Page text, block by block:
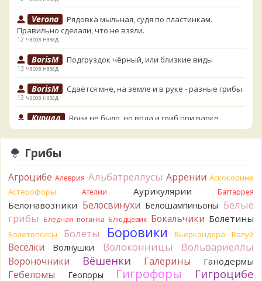
Verona
Рядовка мыльная, судя по пластинкам.
Правильно сделали, что не взяли.
12 часов назад
BorisM Подгруздок чёрный, или близкие виды
13 часов назад
BorisM Сдаётся мне, на земле и в руке - разные грибы.
13 часов назад
Кирилл
Вони не было, но вода и гриб при варке
начали желтеть. Выкинул. Большое спасибо.
14 часов назад
Кирилл
14 часов назад
Tatiana_A
Да. Но они не все безоговорочно
съедобны.
15 часов назад
Tatiana_A
В следующий раз вырвите его целиком и
разрежьте ножку вертикально. Именно вертикально.
Пожелтение у самого основания - значит, Ш. Желтокожий,
ядовит. Иногда полезно гриб сварить, Желтокожий и еще
несколько ядовитых начинают жутко вонять химией, и
Грибы
Агроцибе Алеврия Альбатреллусы Аррении Аскокорине
Астерофоры
Ателии Аурикулярии Баттаррея
Белонавозники Белосвинухи Белошампиньоны Белые
грибы Бледная поганка Блюдцевик Бокальчики Болетины
Болетопсисы Болеты Боровики Бьеркандера Валуй
Весёлки Волнушки Волоконницы Вольвариеллы
Вороночники Вёшенки Галерины Ганодермы
Гебеломы Геопоры Гигрофоры Гигроцибе